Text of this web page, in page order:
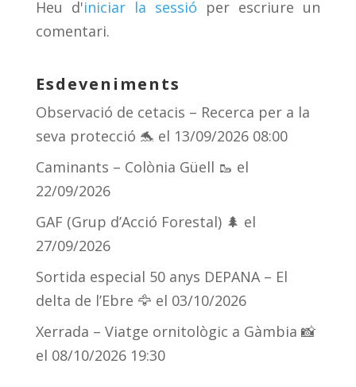
ix
Heu d'iniciar la sessió per escriure un
comentari.
Esdeveniments
Observació de cetacis – Recerca per a la
seva protecció 🐬 el 13/09/2026 08:00
Caminants – Colònia Güell 🥾 el
22/09/2026
GAF (Grup d’Acció Forestal) 🌲 el
27/09/2026
Sortida especial 50 anys DEPANA – El
delta de l’Ebre 🦅 el 03/10/2026
Xerrada – Viatge ornitològic a Gàmbia 📸
el 08/10/2026 19:30